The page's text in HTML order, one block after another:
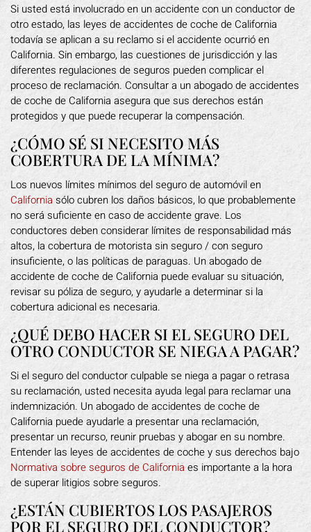
Si usted está involucrado en un accidente con un conductor de
otro estado, las leyes de accidentes de coche de California
todavía se aplican a su reclamo si el accidente ocurrió en
California. Sin embargo, las cuestiones de jurisdicción y las
diferentes regulaciones de seguros pueden complicar el
proceso de reclamación. Consultar a un abogado de accidentes
de coche de California asegura que sus derechos están
protegidos y que puede recuperar la compensación.
¿CÓMO SÉ SI NECESITO MÁS
COBERTURA DE LA MÍNIMA?
Los nuevos límites mínimos del seguro de automóvil en
California sólo cubren los daños básicos, lo que probablemente
no será suficiente en caso de accidente grave. Los
conductores deben considerar límites de responsabilidad más
altos, la cobertura de motorista sin seguro / con seguro
insuficiente, o las políticas de paraguas. Un abogado de
accidente de coche de California puede evaluar su situación,
revisar su póliza de seguro, y ayudarle a determinar si la
cobertura adicional es necesaria.
¿QUÉ DEBO HACER SI EL SEGURO DEL
OTRO CONDUCTOR SE NIEGA A PAGAR?
Si el seguro del conductor culpable se niega a pagar o retrasa
su reclamación, usted necesita ayuda legal para reclamar una
indemnización. Un abogado de accidentes de coche de
California puede ayudarle a presentar una reclamación,
presentar un recurso, reunir pruebas y abogar en su nombre.
Entender las leyes de accidentes de coche y sus derechos bajo
Normativa sobre seguros de Californiaes importante a la hora
de superar litigios sobre seguros.
¿ESTÁN CUBIERTOS LOS PASAJEROS
POR EL SEGURO DEL CONDUCTOR?